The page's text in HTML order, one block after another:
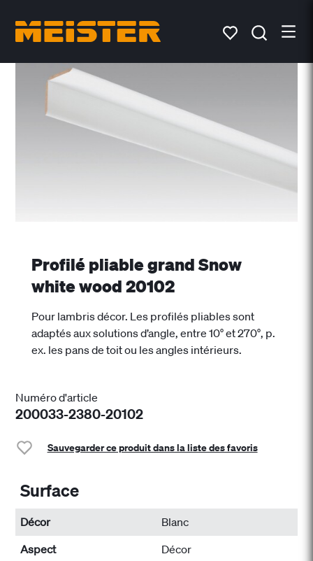
Profilé pliable grand Snow
white wood 20102
Pour lambris décor. Les profilés pliables sont
adaptés aux solutions d’angle, entre 10° et 270°, p.
ex. les pans de toit ou les angles intérieurs.
Numéro d'article
200033-2380-20102
Sauvegarder ce produit dans la liste des favoris
Surface
Décor
Blanc
Aspect
Décor